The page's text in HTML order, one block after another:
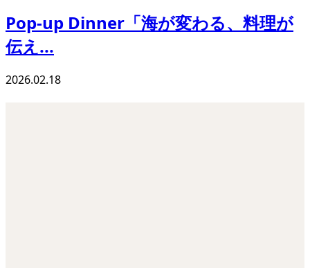
Pop-up Dinner「海が変わる、料理が
伝え...
2026.02.18